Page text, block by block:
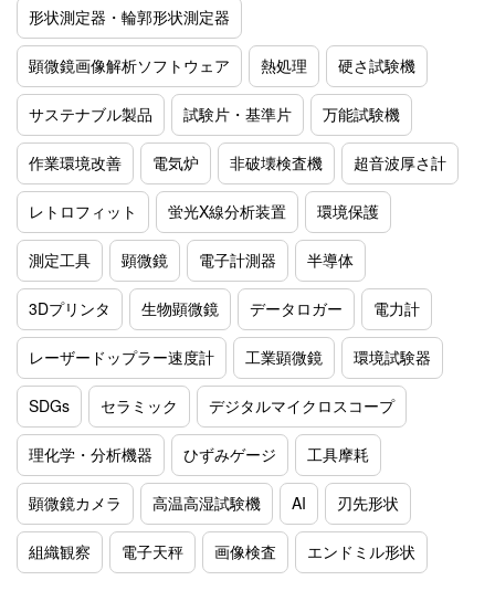
形状測定器・輪郭形状測定器
顕微鏡画像解析ソフトウェア 熱処理 硬さ試験機
サステナブル製品 試験片・基準片 万能試験機
作業環境改善 電気炉 非破壊検査機 超音波厚さ計
レトロフィット 蛍光X線分析装置 環境保護
測定工具 顕微鏡 電子計測器 半導体
3Dプリンタ 生物顕微鏡 データロガー 電力計
レーザードップラー速度計 工業顕微鏡 環境試験器
SDGs セラミック デジタルマイクロスコープ
理化学・分析機器 ひずみゲージ 工具摩耗
顕微鏡カメラ 高温高湿試験機 AI 刃先形状
組織観察 電子天秤 画像検査 エンドミル形状